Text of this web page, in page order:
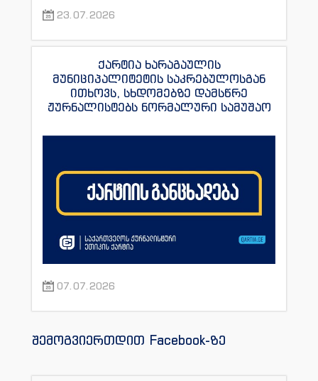
23.07.2026
ქარტია ხარაგაულის
მუნიციპალიტეტის საკრებულოსგან
ითხოვს, სხდომებზე დამსწრე
ჟურნალისტებს ნორმალური სამუშაო
07.07.2026
შემოგვიერთდით Facebook-ზე